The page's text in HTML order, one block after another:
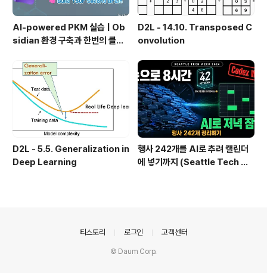
AI-powered PKM 실습 | Ob
sidian 환경 구축과 한번의 클릭
(Web Clipper)
D2L - 14.10. Transposed C
onvolution
D2L - 5.5. Generalization in
Deep Learning
행사 242개를 AI로 추려 캘린더
에 넣기까지 (Seattle Tech We
티스토리 로그인 고객센터
© Daum Corp.